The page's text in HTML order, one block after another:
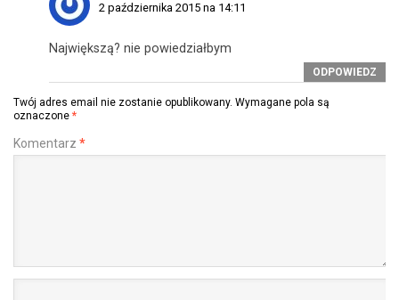
2 października 2015 na 14:11
Największą? nie powiedziałbym
ODPOWIEDZ
Twój adres email nie zostanie opublikowany. Wymagane pola są
oznaczone *
Komentarz *